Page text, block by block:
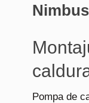
Pompa de